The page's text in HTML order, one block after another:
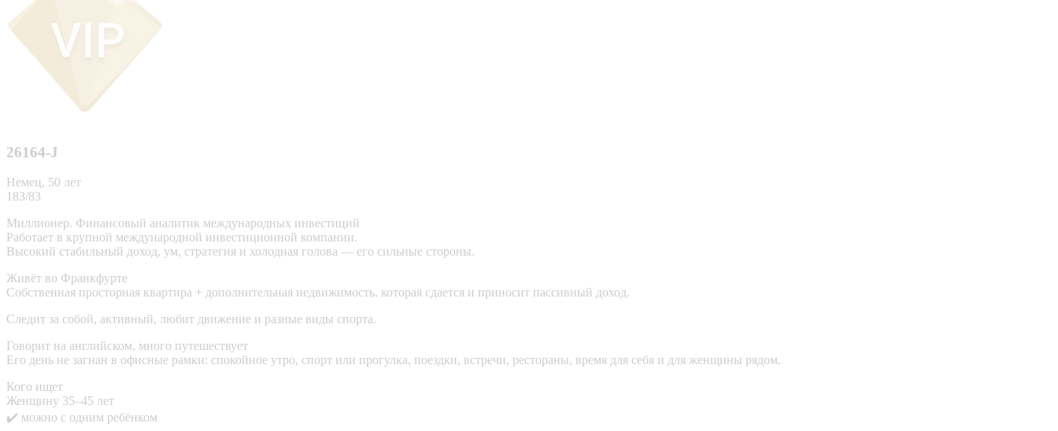
26164-J
Немец, 50 лет
183/83
Миллионер. Финансовый аналитик международных инвестиций
Работает в крупной международной инвестиционной компании.
Высокий стабильный доход, ум, стратегия и холодная голова — его сильные стороны.
Живёт во Франкфурте
Собственная просторная квартира + дополнительная недвижимость, которая сдается и приносит пассивный доход.
Следит за собой, активный, любит движение и разные виды спорта.
Говорит на английском, много путешествует
Его день не загнан в офисные рамки: спокойное утро, спорт или прогулка, поездки, встречи, рестораны, время для себя и для женщины рядом.
Кого ищет
Женщину 35–45 лет
✔️ можно с одним ребёнком